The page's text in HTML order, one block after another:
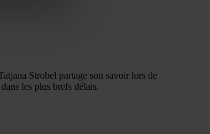
Strobel partage son savoir lors de
les plus brefs délais.